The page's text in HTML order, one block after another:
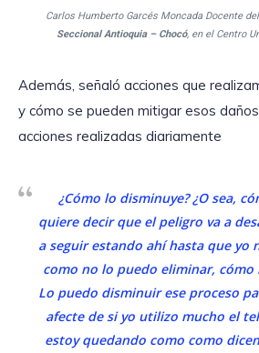
Carlos Humberto Garcés Moncada Docente
Seccional Antioquia – Chocó, en el Centro
Además, señaló acciones que
y cómo se pueden mitigar esos
acciones realizadas diariamente
¿Cómo lo disminuye? ¿O sea,
quiere decir que el peligro va a
a seguir estando ahí hasta que yo
como no lo puedo eliminar, cómo
Lo puedo disminuir ese proceso
afecte de si yo utilizo mucho el
estoy quedando como como